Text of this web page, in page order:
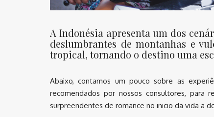
A Indonésia apresenta um dos
deslumbrantes de montanhas e
tropical, tornando o destino uma
Abaixo, contamos um pouco sobre as
recomendados por nossos consultores, para
surpreendentes de romance no inicio da vida a